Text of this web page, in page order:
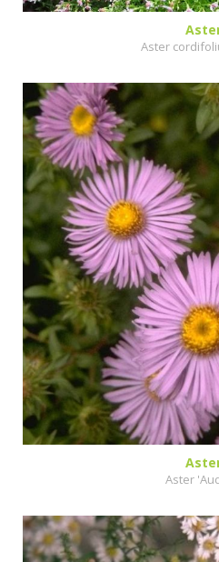
Aster
Aster